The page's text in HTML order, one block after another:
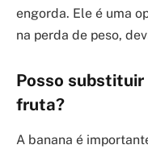
engorda. Ele é uma
na perda de peso,
Posso substituir
fruta?
A banana é